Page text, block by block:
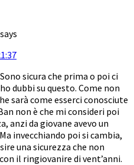
says
sicura che prima o poi ci
dubbi su questo. Come non
sarà come esserci conosciute
non è che mi consideri poi
anzi da giovane avevo un
invecchiando poi si cambia,
una sicurezza che non
il ringiovanire di vent’anni.